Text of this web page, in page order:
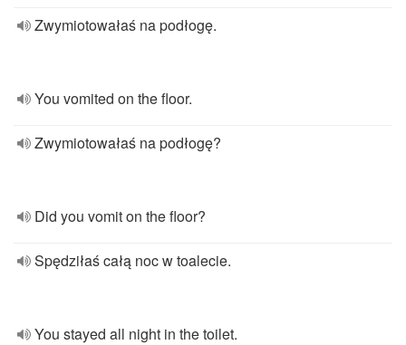
Zwymiotowałaś na podłogę.
You vomited on the floor.
Zwymiotowałaś na podłogę?
Did you vomit on the floor?
Spędziłaś całą noc w toalecie.
You stayed all night in the toilet.